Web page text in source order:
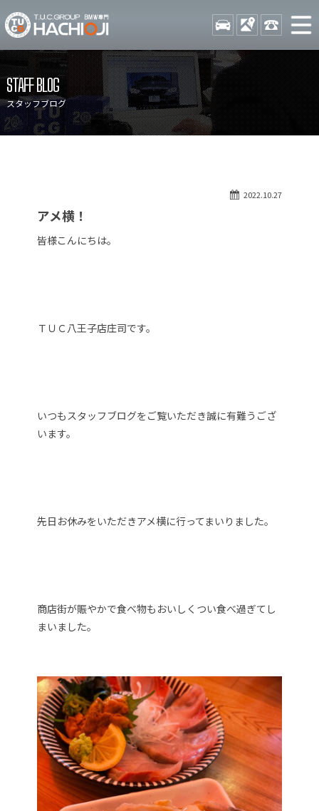
TUCグループ BMW専門 八
STOCK ACCESS 042-
ニュース
在庫リスト
目玉車両一覧
保証＆サービス
アクセスマップ
自動車保険
STAFF BLOG
スタッフブログ
2022.10.27
アメ横！
皆様こんにちは。
ＴＵＣ八王子店庄司です。
いつもスタッフブログをご覧いただき誠に有難うござ
います。
先日お休みをいただきアメ横に行ってまいりました。
商店街が賑やかで食べ物もおいしくつい食べ過ぎてし
まいました。